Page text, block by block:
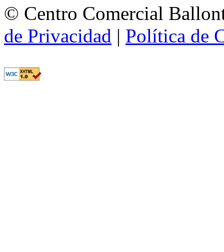
© Centro Comercial
de Privacidad | Política de